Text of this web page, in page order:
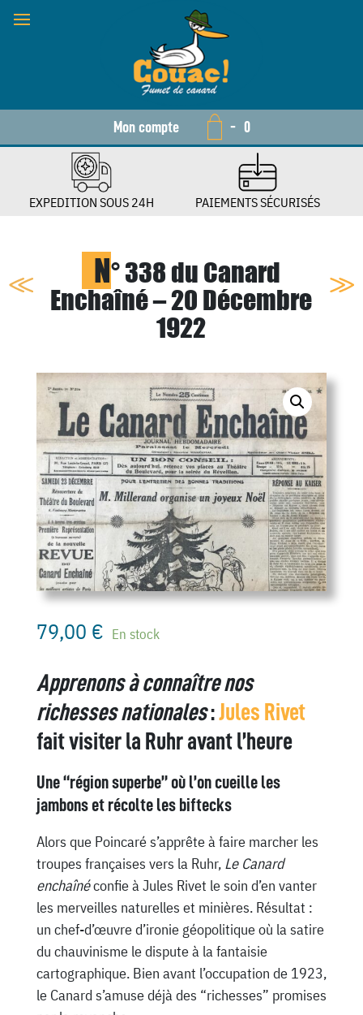
Mon compte - 0
EXPEDITION SOUS 24H PAIEMENTS SÉCURISÉS
N° 338 du Canard
Enchaîné – 20 Décembre
1922
79,00 € En stock
Apprenons à connaître nos
richesses nationales:Jules Rivet
fait visiter la Ruhr avant l’heure
Une “région superbe” où l’on cueille les
jambons et récolte les biftecks
Alors que Poincaré s’apprête à faire marcher les
troupes françaises vers la Ruhr, Le Canard
enchaînéconfie à Jules Rivet le soin d’en vanter
les merveilles naturelles et minières. Résultat :
un chef-d’œuvre d’ironie géopolitique où la satire
du chauvinisme le dispute à la fantaisie
cartographique. Bien avant l’occupation de 1923,
le Canard s’amuse déjà des “richesses” promises